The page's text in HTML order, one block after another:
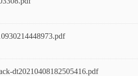
dt20210408182505416.pdf